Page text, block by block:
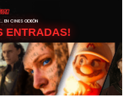
EN CINES ODEÓN
ENTRADAS!